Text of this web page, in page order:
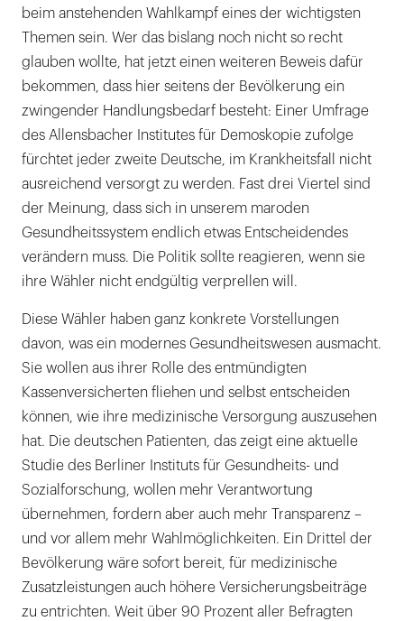
beim anstehenden Wahlkampf eines der wichtigsten
Themen sein. Wer das bislang noch nicht so recht
glauben wollte, hat jetzt einen weiteren Beweis dafür
bekommen, dass hier seitens der Bevölkerung ein
zwingender Handlungsbedarf besteht: Einer Umfrage
des Allensbacher Institutes für Demoskopie zufolge
fürchtet jeder zweite Deutsche, im Krankheitsfall nicht
ausreichend versorgt zu werden. Fast drei Viertel sind
der Meinung, dass sich in unserem maroden
Gesundheitssystem endlich etwas Entscheidendes
verändern muss. Die Politik sollte reagieren, wenn sie
ihre Wähler nicht endgültig verprellen will.
Diese Wähler haben ganz konkrete Vorstellungen
davon, was ein modernes Gesundheitswesen ausmacht.
Sie wollen aus ihrer Rolle des entmündigten
Kassenversicherten fliehen und selbst entscheiden
können, wie ihre medizinische Versorgung auszusehen
hat. Die deutschen Patienten, das zeigt eine aktuelle
Studie des Berliner Instituts für Gesundheits- und
Sozialforschung, wollen mehr Verantwortung
übernehmen, fordern aber auch mehr Transparenz –
und vor allem mehr Wahlmöglichkeiten. Ein Drittel der
Bevölkerung wäre sofort bereit, für medizinische
Zusatzleistungen auch höhere Versicherungsbeiträge
zu entrichten. Weit über 90 Prozent aller Befragten